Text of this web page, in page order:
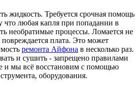
жидкость. Требуется срочная помощь
что любая капля при попадании в
необратимые процессы. Ломается не
плата. Это может
ремонта Айфона в несколько раз.
и сушить - запрещено правилами
и мы всё восстановим с помощью
оборудования.